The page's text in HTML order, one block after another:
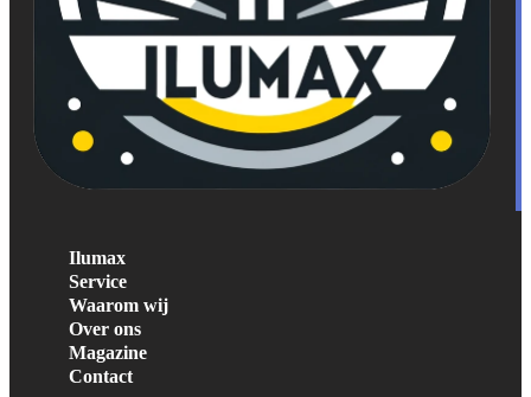
Ilumax
Service
Waarom wij
Over ons
Magazine
Contact